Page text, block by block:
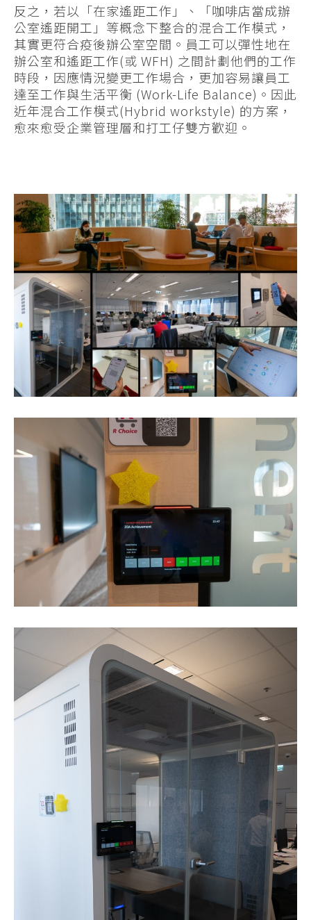
反之，若以「在家遙距工作」、「咖啡店當成辦
公室遙距開工」等概念下整合的混合工作模式，
其實更符合疫後辦公室空間。員工可以彈性地在
辦公室和遙距工作(或 WFH) 之間計劃他們的工作
時段，因應情況變更工作場合，更加容易讓員工
達至工作與生活平衡 (Work-Life Balance)。因此
近年混合工作模式(Hybrid workstyle) 的方案，
愈來愈受企業管理層和打工仔雙方歡迎。